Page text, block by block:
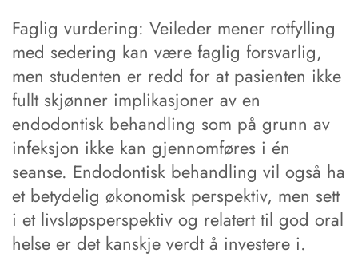
Faglig vurdering: Veileder mener rotfylling
med sedering kan være faglig forsvarlig,
men studenten er redd for at pasienten ikke
fullt skjønner implikasjoner av en
endodontisk behandling som på grunn av
infeksjon ikke kan gjennomføres i én
seanse. Endodontisk behandling vil også ha
et betydelig økonomisk perspektiv, men sett
i et livsløpsperspektiv og relatert til god oral
helse er det kanskje verdt å investere i.